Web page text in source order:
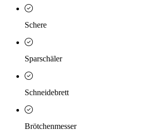
Schere
Sparschäler
Schneidebrett
Brötchenmesser